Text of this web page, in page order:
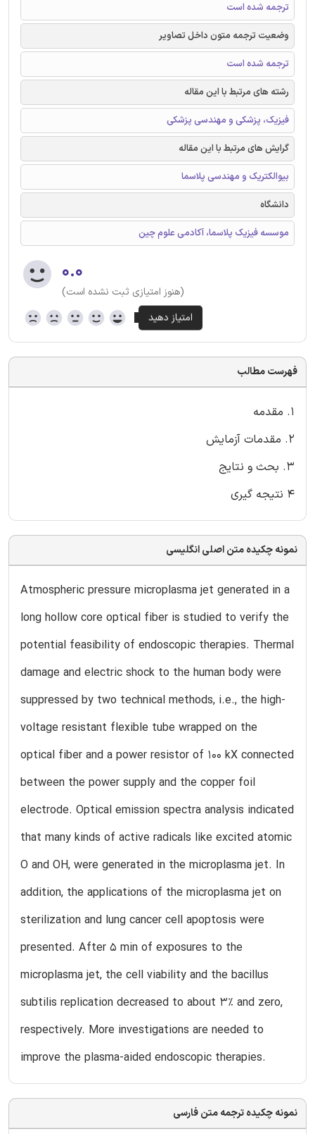
ترجمه شده است
وضعیت ترجمه متون داخل تصاویر
ترجمه شده است
رشته های مرتبط با این مقاله
فیزیک، پزشکی و مهندسی پزشکی
گرایش های مرتبط با این مقاله
بیوالکتریک و مهندسی پلاسما
دانشگاه
موسسه فیزیک پلاسما، آکادمی علوم چین
۰.۰
(هنوز امتیازی ثبت نشده است)
فهرست مطالب
1. مقدمه
2. مقدمات آزمایش
3. بحث و نتایج
4 نتیجه گیری
نمونه چکیده متن اصلی انگلیسی
Atmospheric pressure microplasma jet generated in a
long hollow core optical fiber is studied to verify the
potential feasibility of endoscopic therapies. Thermal
damage and electric shock to the human body were
suppressed by two technical methods, i.e., the high-
voltage resistant flexible tube wrapped on the
optical fiber and a power resistor of 100 kX connected
between the power supply and the copper foil
electrode. Optical emission spectra analysis indicated
that many kinds of active radicals like excited atomic
O and OH, were generated in the microplasma jet. In
addition, the applications of the microplasma jet on
sterilization and lung cancer cell apoptosis were
presented. After 5 min of exposures to the
microplasma jet, the cell viability and the bacillus
subtilis replication decreased to about 3% and zero,
respectively. More investigations are needed to
improve the plasma-aided endoscopic therapies.
نمونه چکیده ترجمه متن فارسی